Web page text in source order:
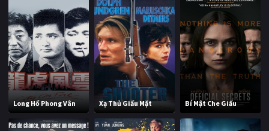
Long Hổ Phong Vân Xạ Thủ Giấu Mặt Bí Mật Che Giấu